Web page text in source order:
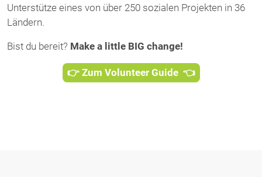
Unterstütze eines von über 250 sozialen Projekten in 36
Ländern.
Bist du bereit? Make a little BIG change!
👉 Zum Volunteer Guide 👈